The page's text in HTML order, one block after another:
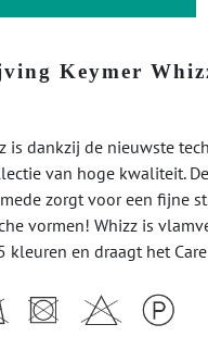
Keymer
is dankzij de nieuwste
van hoge kwaliteit.
zorgt voor een fijne
vormen! Whizz is
kleuren en draagt het